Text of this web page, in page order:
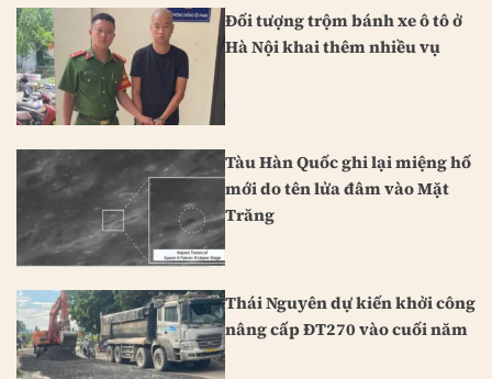
Đối tượng trộm bánh xe ô tô ở
Hà Nội khai thêm nhiều vụ
Tàu Hàn Quốc ghi lại miệng hố
mới do tên lửa đâm vào Mặt
Trăng
Thái Nguyên dự kiến khởi công
nâng cấp ĐT270 vào cuối năm